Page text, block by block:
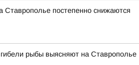
Ставрополье постепенно снижаются
рыбы выясняют на Ставрополье